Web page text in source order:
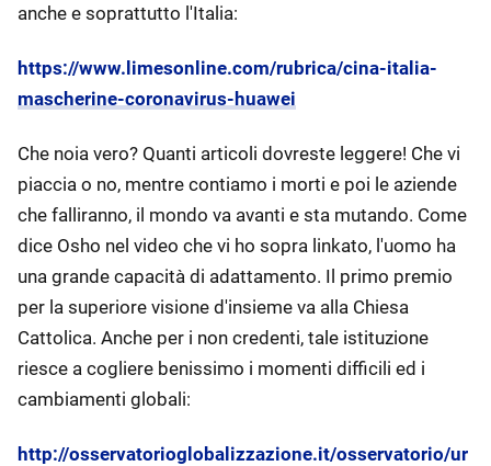
anche e soprattutto l'Italia:
https://www.limesonline.com/rubrica/cina-italia-
mascherine-coronavirus-huawei
Che noia vero? Quanti articoli dovreste leggere! Che vi
piaccia o no, mentre contiamo i morti e poi le aziende
che falliranno, il mondo va avanti e sta mutando. Come
dice Osho nel video che vi ho sopra linkato, l'uomo ha
una grande capacità di adattamento. Il primo premio
per la superiore visione d'insieme va alla Chiesa
Cattolica. Anche per i non credenti, tale istituzione
riesce a cogliere benissimo i momenti difficili ed i
cambiamenti globali:
http://osservatorioglobalizzazione.it/osservatorio/ur